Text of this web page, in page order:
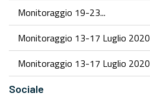
Monitoraggio 19-23...
Monitoraggio 13-17 Luglio 2020
Monitoraggio 13-17 Luglio 2020
Sociale